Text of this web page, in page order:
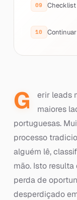
Checklist
G
erir leads
maiores
portuguesas.
processo
alguém lê,
mão. Isto
perda de
desperdiçado